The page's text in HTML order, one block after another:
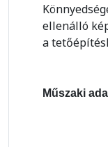
ellenálló
a
Műszaki